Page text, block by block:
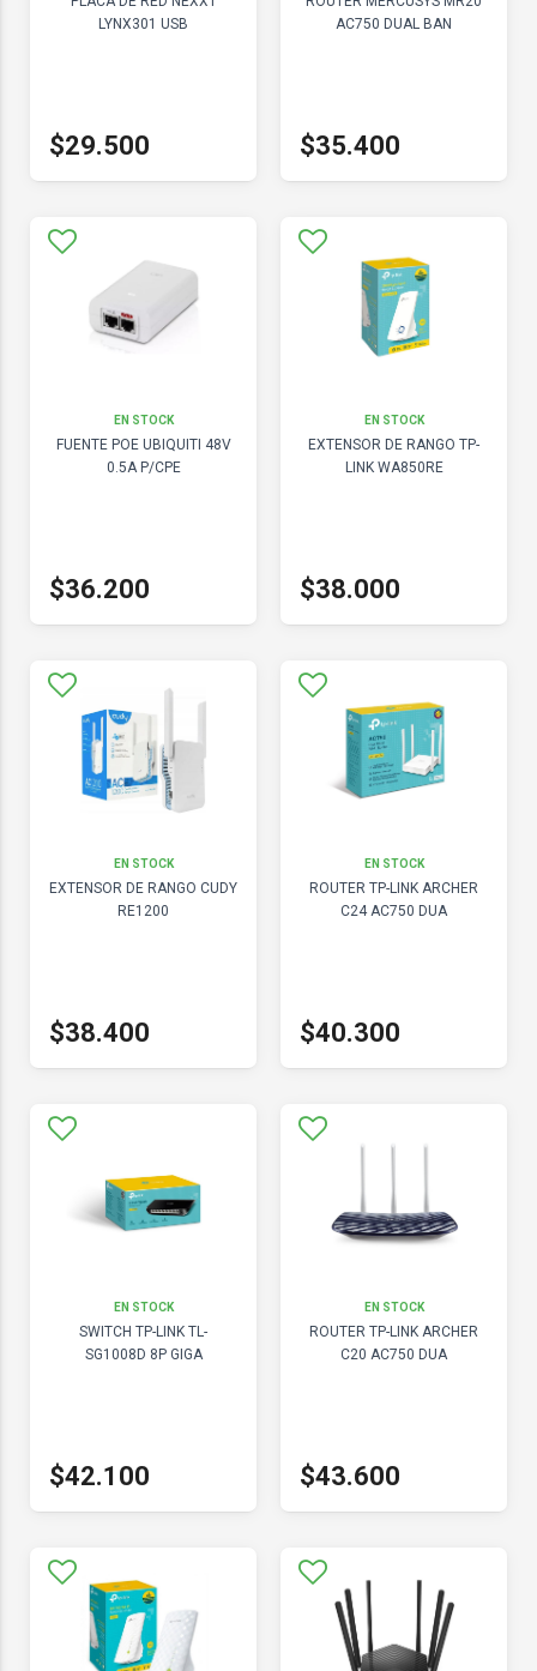
LYNX301 USB
$29.500
AC750 DUAL BAN
$35.400
EN STOCK
FUENTE POE UBIQUITI 48V
0.5A P/CPE
$36.200
EN STOCK
EXTENSOR DE RANGO TP-
LINK WA850RE
$38.000
EN STOCK
EXTENSOR DE RANGO CUDY
RE1200
$38.400
EN STOCK
ROUTER TP-LINK ARCHER
C24 AC750 DUA
$40.300
EN STOCK
SWITCH TP-LINK TL-
SG1008D 8P GIGA
$42.100
EN STOCK
ROUTER TP-LINK ARCHER
C20 AC750 DUA
$43.600